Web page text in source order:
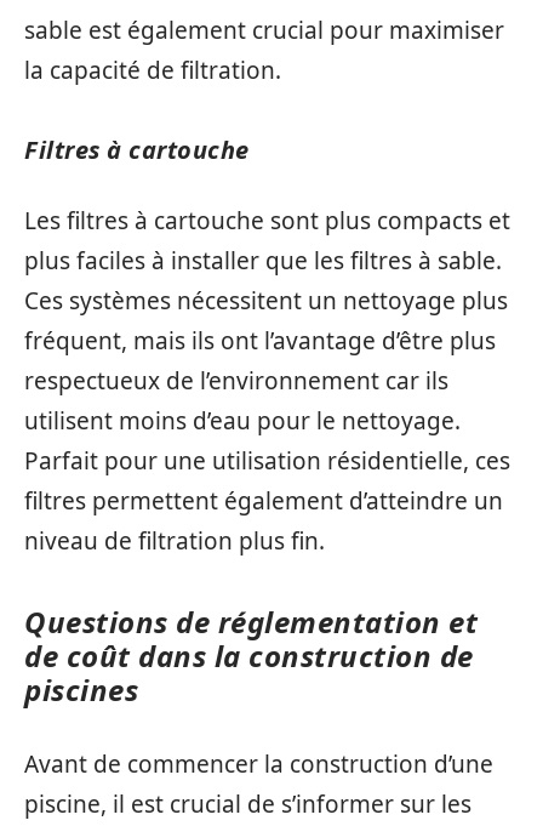
sable est également crucial pour maximiser
la capacité de filtration.
Filtres à cartouche
Les filtres à cartouche sont plus compacts et
plus faciles à installer que les filtres à sable.
Ces systèmes nécessitent un nettoyage plus
fréquent, mais ils ont l’avantage d’être plus
respectueux de l’environnement car ils
utilisent moins d’eau pour le nettoyage.
Parfait pour une utilisation résidentielle, ces
filtres permettent également d’atteindre un
niveau de filtration plus fin.
Questions de réglementation et
de coût dans la construction de
piscines
Avant de commencer la construction d’une
piscine, il est crucial de s’informer sur les